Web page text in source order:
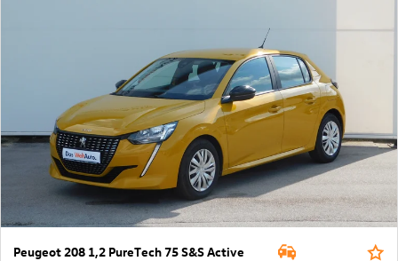
Peugeot 208 1,2 PureTech 75 S&S Active